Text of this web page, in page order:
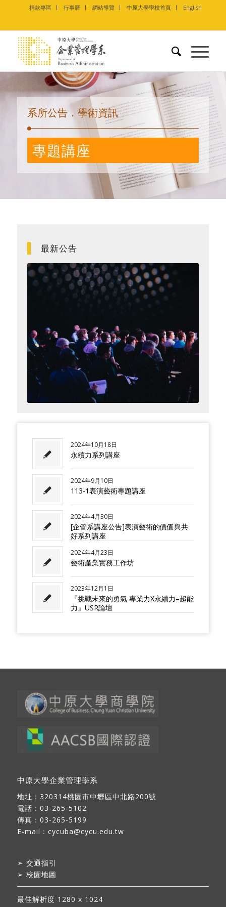
捐款專區 行事曆 網站導覽 中原大學學校首頁 English
系所公告．學術資訊
專題講座
最新公告
2024年10月18日
永續力系列講座
2024年9月10日
113-1表演藝術專題講座
2024年4月30日
[企管系講座公告]表演藝術的價值與共
好系列講座
2024年4月23日
藝術產業實務工作坊
2023年12月1日
『挑戰未來的勇氣 專業力X永續力=超能
力』USR論壇
中原大學企業管理學系
地址： 320314桃園市中壢區中北路200號
電話：03-265-5102
傳真：03-265-5199
E-mail： cycuba@cycu.edu.tw
➢ 交通指引
➢ 校園地圖
最佳解析度 1280 x 1024